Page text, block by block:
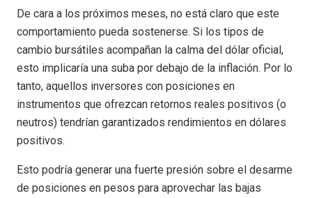
De cara a los próximos meses, no está claro que este
comportamiento pueda sostenerse. Si los tipos de
cambio bursátiles acompañan la calma del dólar oficial,
esto implicaría una suba por debajo de la inflación. Por lo
tanto, aquellos inversores con posiciones en
instrumentos que ofrezcan retornos reales positivos (o
neutros) tendrían garantizados rendimientos en dólares
positivos.
Esto podría generar una fuerte presión sobre el desarme
de posiciones en pesos para aprovechar las bajas